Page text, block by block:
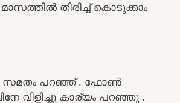
തിരിച്ച് കൊടുക്കാം
പറഞ്ഞ് . ഫോൺ
വിളിച്ചു കാര്യം പറഞ്ഞു .